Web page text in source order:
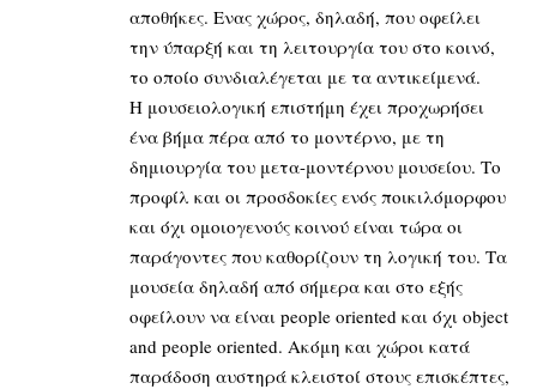
αποθήκες. Ενας χώρος, δηλαδή, που οφείλει
την ύπαρξή και τη λειτουργία του στο κοινό,
το οποίο συνδιαλέγεται με τα αντικείμενά.
Η μουσειολογική επιστήμη έχει προχωρήσει
ένα βήμα πέρα από το μοντέρνο, με τη
δημιουργία του μετα-μοντέρνου μουσείου. Το
προφίλ και οι προσδοκίες ενός ποικιλόμορφου
και όχι ομοιογενούς κοινού είναι τώρα οι
παράγοντες που καθορίζουν τη λογική του. Τα
μουσεία δηλαδή από σήμερα και στο εξής
οφείλουν να είναι people oriented και όχι object
and people oriented. Ακόμη και χώροι κατά
παράδοση αυστηρά κλειστοί στους επισκέπτες,